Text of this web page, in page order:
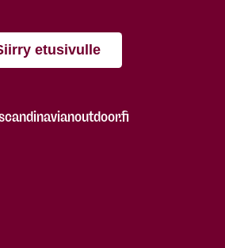
etusivulle